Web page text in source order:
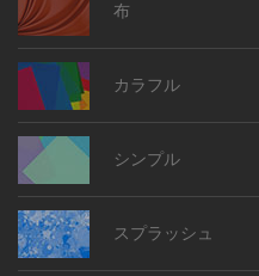
布
カラフル
シンプル
スプラッシュ